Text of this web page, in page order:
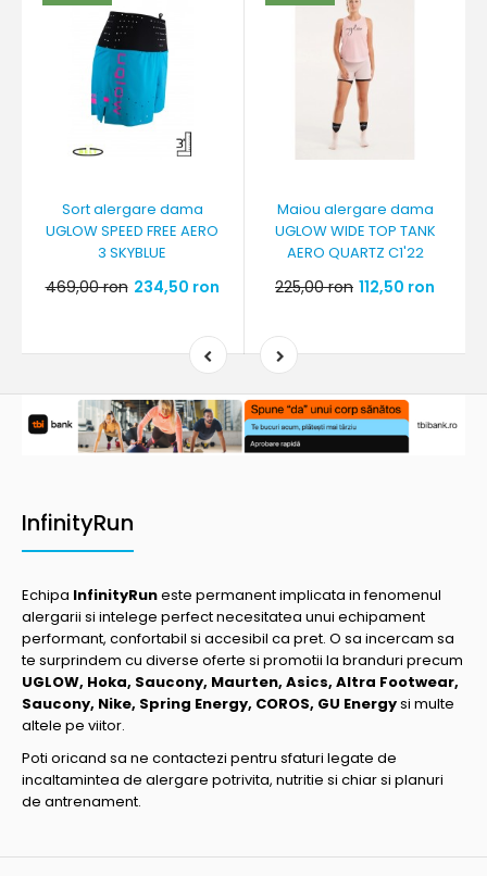
Sort alergare dama
UGLOW SPEED FREE AERO
3 SKYBLUE
469,00 ron 234,50 ron
Maiou alergare dama
UGLOW WIDE TOP TANK
AERO QUARTZ C1'22
225,00 ron 112,50 ron
InfinityRun
Echipa InfinityRuneste permanent implicata in fenomenul
alergarii si intelege perfect necesitatea unui echipament
performant, confortabil si accesibil ca pret. O sa incercam sa
te surprindem cu diverse oferte si promotii la branduri precum
UGLOW, Hoka, Saucony, Maurten, Asics, Altra Footwear,
Saucony, Nike, Spring Energy, COROS, GU Energysi multe
altele pe viitor.
Poti oricand sa ne contactezi pentru sfaturi legate de
incaltamintea de alergare potrivita, nutritie si chiar si planuri
de antrenament.